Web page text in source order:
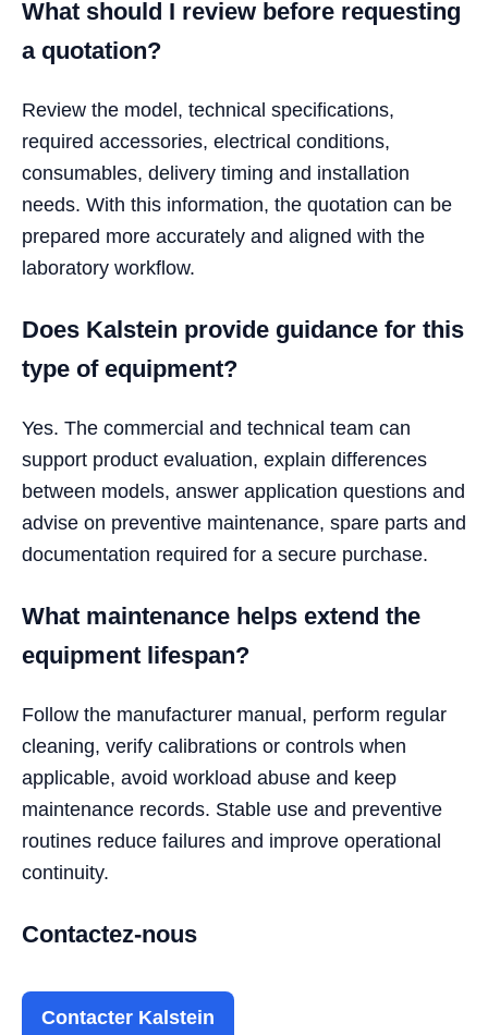
What should I review before requesting
a quotation?
Review the model, technical specifications,
required accessories, electrical conditions,
consumables, delivery timing and installation
needs. With this information, the quotation can be
prepared more accurately and aligned with the
laboratory workflow.
Does Kalstein provide guidance for this
type of equipment?
Yes. The commercial and technical team can
support product evaluation, explain differences
between models, answer application questions and
advise on preventive maintenance, spare parts and
documentation required for a secure purchase.
What maintenance helps extend the
equipment lifespan?
Follow the manufacturer manual, perform regular
cleaning, verify calibrations or controls when
applicable, avoid workload abuse and keep
maintenance records. Stable use and preventive
routines reduce failures and improve operational
continuity.
Contactez-nous
Contacter Kalstein